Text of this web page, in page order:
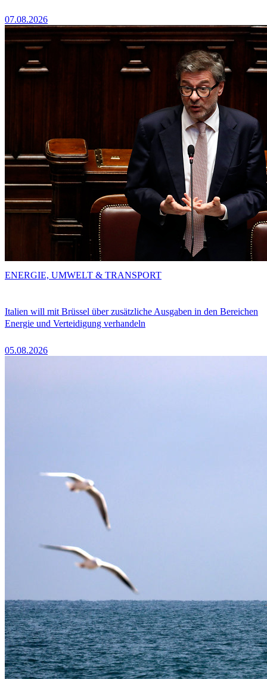
07.08.2026
Italien will mit Brüssel über zusätzliche Ausgaben in den Bereichen
Energie und Verteidigung verhandeln
05.08.2026
ENERGIE, UMWELT & TRANSPORT